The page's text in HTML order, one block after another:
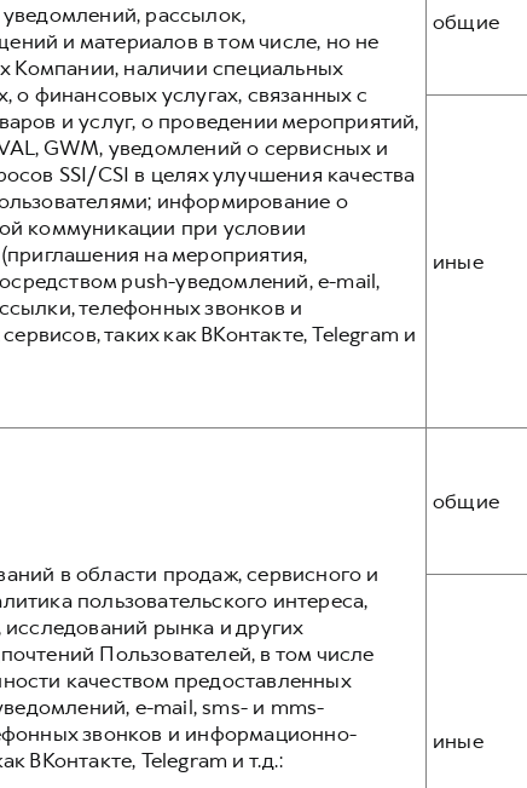
рассылок,
и материалов в том числе, но не
Компании, наличии специальных
финансовых услугах, связанных с
и услуг, о проведении мероприятий,
GWM, уведомлений о сервисных и
SSI/CSI в целях улучшения качества
информирование о
коммуникации при условии
на мероприятия,
push-уведомлений, e-mail,
телефонных звонков и
таких как ВКонтакте, Telegram и
общие
иные
в области продаж, сервисного и
пользовательского интереса,
рынка и других
Пользователей, в том числе
качеством предоставленных
e-mail, sms- и mms-
звонков и информационно-
ВКонтакте, Telegram и т.д.:
общие
иные